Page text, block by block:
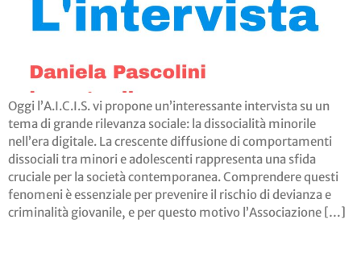
Oggi l’A.I.C.I.S. vi propone un’interessante intervista su un
tema di grande rilevanza sociale: la dissocialità minorile
nell’era digitale. La crescente diffusione di comportamenti
dissociali tra minori e adolescenti rappresenta una sfida
cruciale per la società contemporanea. Comprendere questi
fenomeni è essenziale per prevenire il rischio di devianza e
criminalità giovanile, e per questo motivo l’Associazione […]